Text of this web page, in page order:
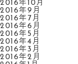
2016年10月
2016年9月
2016年7月
2016年6月
2016年5月
2016年4月
2016年3月
2016年2月